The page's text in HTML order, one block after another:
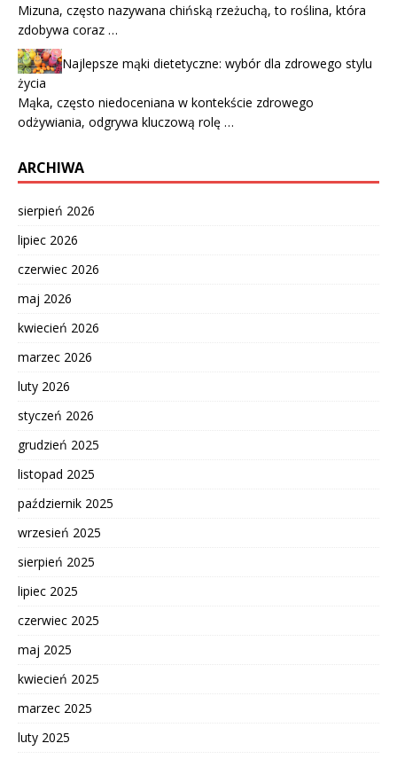
Mizuna, często nazywana chińską rzeżuchą, to roślina, która
zdobywa coraz …
Najlepsze mąki dietetyczne: wybór dla zdrowego stylu
życia
Mąka, często niedoceniana w kontekście zdrowego
odżywiania, odgrywa kluczową rolę …
ARCHIWA
sierpień 2026
lipiec 2026
czerwiec 2026
maj 2026
kwiecień 2026
marzec 2026
luty 2026
styczeń 2026
grudzień 2025
listopad 2025
październik 2025
wrzesień 2025
sierpień 2025
lipiec 2025
czerwiec 2025
maj 2025
kwiecień 2025
marzec 2025
luty 2025